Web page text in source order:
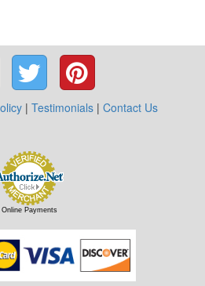
| Testimonials| Contact Us
Online Payments